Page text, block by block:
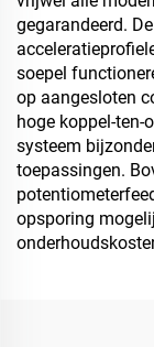
gegarandeerd.
soepel
op aangesloten
hoge koppel-ten-
systeem
toepassingen.
opsporing